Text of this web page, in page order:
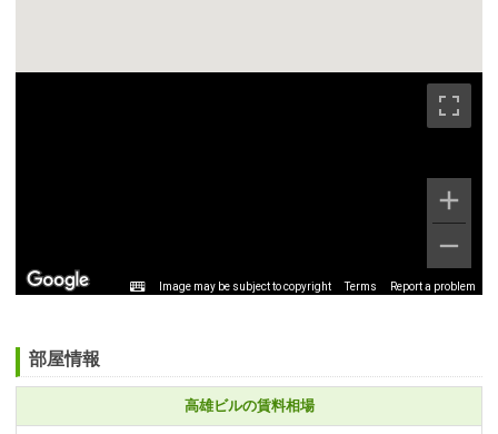
Image may be subject to copyright Terms Report a problem
部屋情報
高雄ビルの賃料相場